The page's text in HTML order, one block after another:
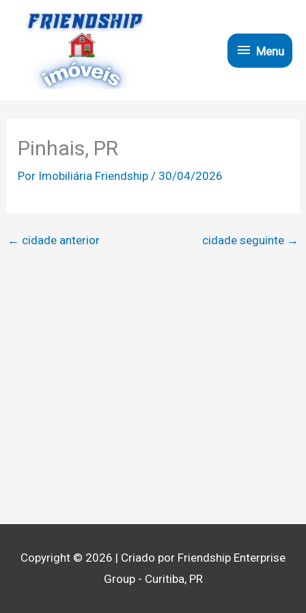
conteúdo
Menu
Menu
Pinhais, PR
Por Imobiliária Friendship/ 30/04/2026
← cidade anterior cidade seguinte →
Copyright © 2026 | Criado por Friendship Enterprise
Group - Curitiba, PR